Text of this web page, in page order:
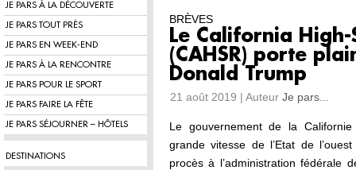
JE PARS À LA DÉCOUVERTE
JE PARS TOUT PRÈS
JE PARS EN WEEK-END
JE PARS À LA RENCONTRE
JE PARS POUR LE SPORT
JE PARS FAIRE LA FÊTE
JE PARS SÉJOURNER – HÔTELS
DESTINATIONS
BRÈVES
Le California High-
(CAHSR) porte
Donald Trump
21 août 2019 | Auteur Je pars...
Le gouvernement de la
grande vitesse de l’Etat de
procès à l’administration fédérale